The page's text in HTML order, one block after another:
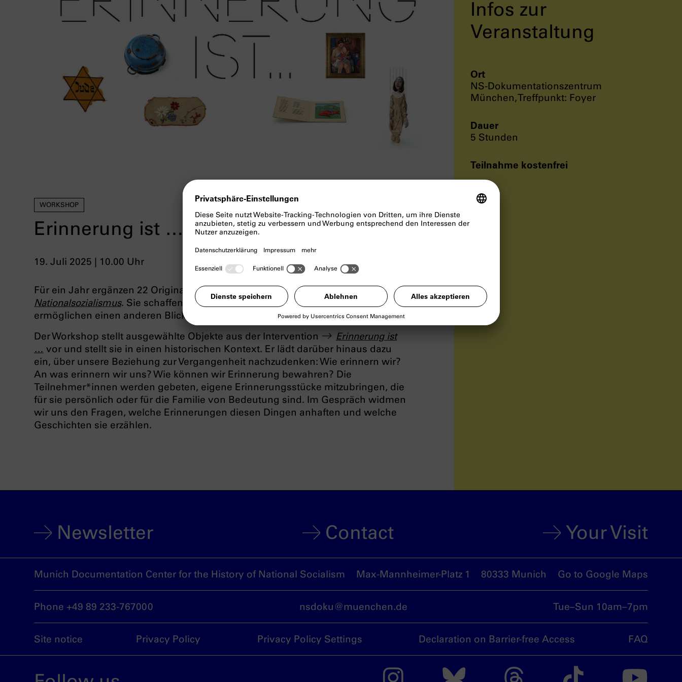
WORKSHOP
Erinnerung ist …
19. Juli 2025 | 10.00 Uhr
Für ein Jahr ergänzen 22 Originalobjekte die Ausstellung
München und der
Nationalsozialismus. Sie schaffen sinnliche, emotionale Zugänge und
ermöglichen einen anderen Blick auf die Vergangenheit.
Der Workshop stellt ausgewählte Objekte aus der Intervention
Erinnerung ist
… vor und stellt sie in einen historischen Kontext. Er lädt darüber hinaus dazu
ein, über unsere Beziehung zur Vergangenheit nachzudenken: Wie erinnern wir?
An was erinnern wir uns? Wie können wir Erinnerung bewahren? Die
Teilnehmer*innen werden gebeten, eigene Erinnerungsstücke mitzubringen, die
für sie persönlich oder für die Familie von Bedeutung sind. Im Gespräch widmen
wir uns den Fragen, welche Erinnerungen diesen Dingen anhaften und welche
Geschichten sie erzählen.
Infos zur
Veranstaltung
Ort
NS-Dokumentationszentrum
München, Treffpunkt: Foyer
Dauer
5 Stunden
Teilnahme kostenfrei
Newsletter Contact Your Visit
Munich Documentation Center for the History of National Socialism Max-Mannheimer-Platz 1 80333 Munich Go to Google Maps
Phone +49 89 233-767000 nsdoku@muenchen.de Tue–Sun 10am–7pm
Site notice Privacy Policy Privacy Policy Settings Declaration on Barrier-free Access FAQ